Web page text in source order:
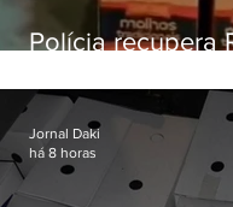
Polícia recupera
Fluminense
Jornal Daki
há 8 horas